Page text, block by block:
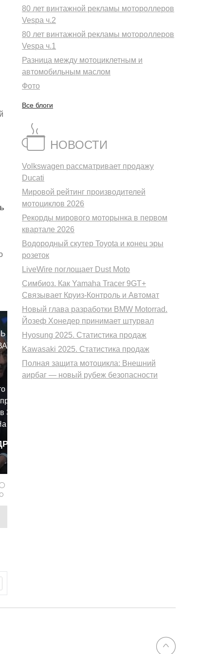
31
этом
срока
совета
80 лет винтажной рекламы мотороллеров
Vespa ч.2
80 лет винтажной рекламы мотороллеров
Vespa ч.1
Разница между мотоциклетным и
автомобильным маслом
Фото
Все блоги
НОВОСТИ
Volkswagen рассматривает продажу
Ducati
Мировой рейтинг производителей
мотоциклов 2026
Рекорды мирового моторынка в первом
квартале 2026
Водородный скутер Toyota и конец эры
розеток
LiveWire поглощает Dust Moto
Симбиоз. Как Yamaha Tracer 9GT+
Связывает Круиз-Контроль и Автомат
Новый глава разработки BMW Motorrad.
Йозеф Хонедер принимает штурвал
Hyosung 2025. Статистика продаж
Kawasaki 2025. Статистика продаж
Полная защита мотоцикла: Внешний
аирбаг — новый рубеж безопасности